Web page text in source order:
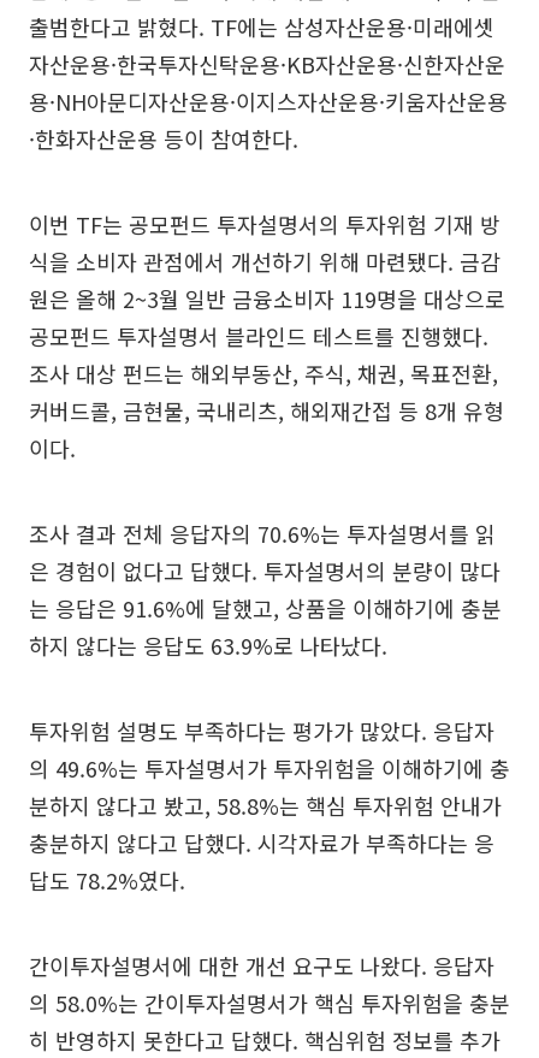
출범한다고 밝혔다. TF에는 삼성자산운용·미래에셋
자산운용·한국투자신탁운용·KB자산운용·신한자산운
용·NH아문디자산운용·이지스자산운용·키움자산운용
·한화자산운용 등이 참여한다.
이번 TF는 공모펀드 투자설명서의 투자위험 기재 방
식을 소비자 관점에서 개선하기 위해 마련됐다. 금감
원은 올해 2~3월 일반 금융소비자 119명을 대상으로
공모펀드 투자설명서 블라인드 테스트를 진행했다.
조사 대상 펀드는 해외부동산, 주식, 채권, 목표전환,
커버드콜, 금현물, 국내리츠, 해외재간접 등 8개 유형
이다.
조사 결과 전체 응답자의 70.6%는 투자설명서를 읽
은 경험이 없다고 답했다. 투자설명서의 분량이 많다
는 응답은 91.6%에 달했고, 상품을 이해하기에 충분
하지 않다는 응답도 63.9%로 나타났다.
투자위험 설명도 부족하다는 평가가 많았다. 응답자
의 49.6%는 투자설명서가 투자위험을 이해하기에 충
분하지 않다고 봤고, 58.8%는 핵심 투자위험 안내가
충분하지 않다고 답했다. 시각자료가 부족하다는 응
답도 78.2%였다.
간이투자설명서에 대한 개선 요구도 나왔다. 응답자
의 58.0%는 간이투자설명서가 핵심 투자위험을 충분
히 반영하지 못한다고 답했다. 핵심위험 정보를 추가